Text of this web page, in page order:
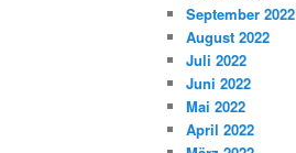
September 2022
August 2022
Juli 2022
Juni 2022
Mai 2022
April 2022